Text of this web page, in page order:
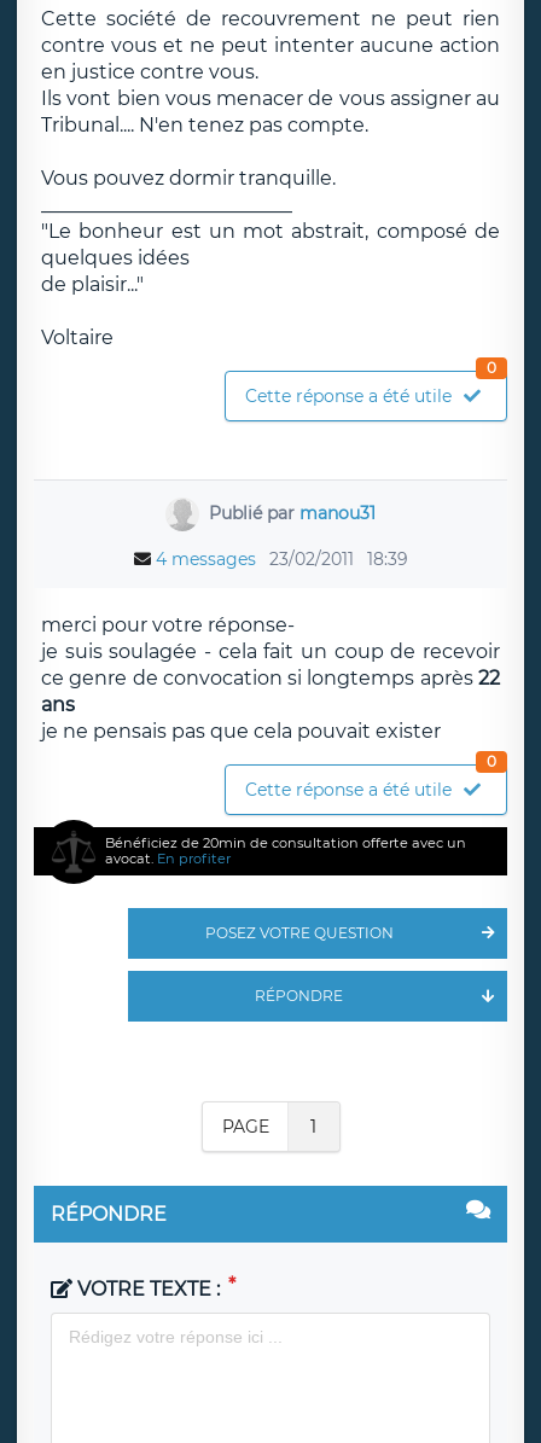
Cette société de recouvrement ne peut rien
contre vous et ne peut intenter aucune action
en justice contre vous.
Ils vont bien vous menacer de vous assigner au
Tribunal.... N'en tenez pas compte.
Vous pouvez dormir tranquille.
"Le bonheur est un mot abstrait, composé de
quelques idées
de plaisir..."
Voltaire
Cette réponse a été utile
0
Publié par manou31
4 messages 23/02/2011 18:39
merci pour votre réponse-
je suis soulagée - cela fait un coup de recevoir
ce genre de convocation si longtemps après 22
ans
je ne pensais pas que cela pouvait exister
Cette réponse a été utile
0
Bénéficiez de 20min de consultation offerte avec un
avocat. En profiter
POSEZ VOTRE QUESTION
RÉPONDRE
PAGE 1
RÉPONDRE
VOTRE TEXTE :